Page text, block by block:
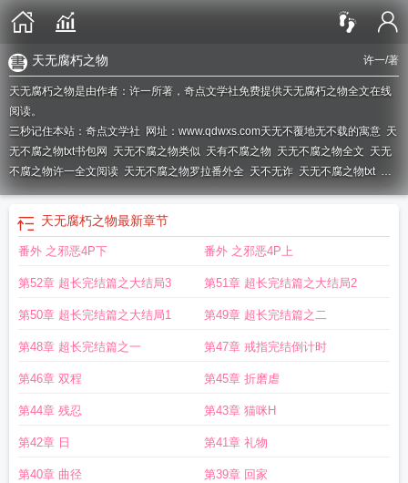
许一/著
天无腐朽之物
天无腐朽之物是由作者：许一所著，奇点文学社免费提供天无腐朽之物全文在线
阅读。
三秒记住本站：奇点文学社 网址：www.qdwxs.com天无不覆地无不载的寓意 天
无不腐之物txt书包网 天无不腐之物类似 天有不腐之物 天无不腐之物全文 天无
不腐之物许一全文阅读 天无不腐之物罗拉番外全 天不无诈 天无不腐之物txt 不
天斤斧夫天无不天无不腐之物作者许一天无不腐之物许一免费阅读笔趣阁天
无不腐之物by笔趣阁
物无害者 天无不腐之物 - 天无不腐之物
无不腐之物许一
天无腐朽之物最新章节
番外 之邪恶4P下 番外 之邪恶4P上
第52章 超长完结篇之大结局3 第51章 超长完结篇之大结局2
第50章 超长完结篇之大结局1 第49章 超长完结篇之二
第48章 超长完结篇之一 第47章 戒指完结倒计时
第46章 双程 第45章 折磨虐
第44章 残忍 第43章 猫咪H
第42章 日 第41章 礼物
第40章 曲径 第39章 回家